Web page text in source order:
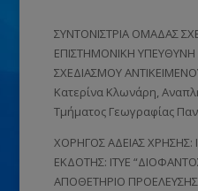
ΣΥΝΤΟΝΙΣΤΡΙΑ ΟΜΑΔΑΣ
ΕΠΙΣΤΗΜΟΝΙΚΗ ΥΠΕΥΘΥΝΗ
ΣΧΕΔΙΑΣΜΟΥ
Κατερίνα Κλωνάρη,
Τμήματος Γεωγραφίας
ΧΟΡΗΓΟΣ ΑΔΕΙΑΣ ΧΡΗΣΗΣ:
ΕΚΔΟΤΗΣ: ΙΤΥΕ
ΑΠΟΘΕΤΗΡΙΟ